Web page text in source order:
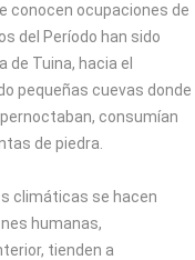
conocen ocupaciones de
del Período han sido
de Tuina, hacia el
pequeñas cuevas donde
consumían
de piedra.
climáticas se hacen
humanas,
tienden a